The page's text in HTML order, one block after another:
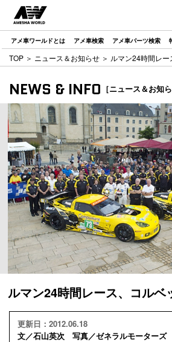
アメ車ワールドとは アメ車検索 アメ車パーツ検索
TOP ＞ ニュース＆お知らせ ＞ ルマン24時間レ
NEWS & INFO ［ニュース＆お知ら
ルマン24時間レース、コルベ
更新日：2012.06.18
文／石山英次 写真／ゼネラルモーターズ